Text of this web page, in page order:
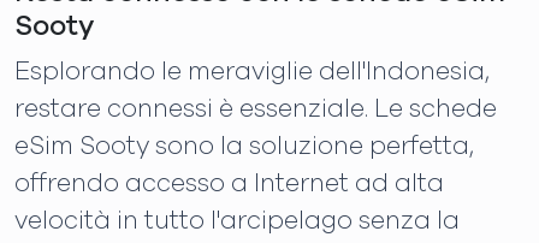
Sooty
Esplorando le meraviglie dell'Indonesia,
restare connessi è essenziale. Le schede
eSim Sooty sono la soluzione perfetta,
offrendo accesso a Internet ad alta
velocità in tutto l'arcipelago senza la